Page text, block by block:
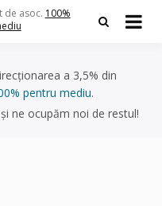
de asoc. 100%
a 3,5% din
pentru mediu.
ne ocupăm noi de restul!